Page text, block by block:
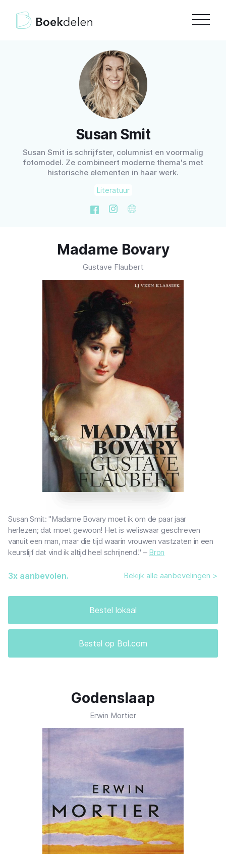
Susan Smit
Susan Smit is schrijfster, columnist en voormalig
fotomodel. Ze combineert moderne thema's met
historische elementen in haar werk.
Literatuur
Madame Bovary
Gustave Flaubert
Susan Smit: "Madame Bovary moet ik om de paar jaar
herlezen; dat moet gewoon! Het is weliswaar geschreven
vanuit een man, maar die tijd waarin vrouwen vastzaten in een
keurslijf dat vind ik altijd heel schrijnend." – Bron
Bestel lokaal
Bestel op Bol.com
3x aanbevolen. Bekijk alle aanbevelingen >
Godenslaap
Erwin Mortier